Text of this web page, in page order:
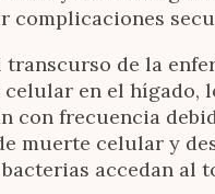
complicaciones
de la
en el hígado,
con frecuencia
muerte celular y
accedan al